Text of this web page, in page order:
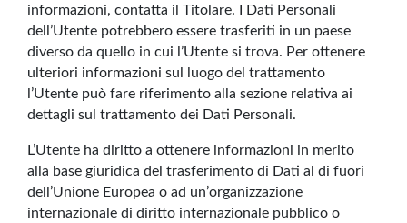
informazioni, contatta il Titolare. I Dati Personali
dell’Utente potrebbero essere trasferiti in un paese
diverso da quello in cui l’Utente si trova. Per ottenere
ulteriori informazioni sul luogo del trattamento
l’Utente può fare riferimento alla sezione relativa ai
dettagli sul trattamento dei Dati Personali.
L’Utente ha diritto a ottenere informazioni in merito
alla base giuridica del trasferimento di Dati al di fuori
dell’Unione Europea o ad un’organizzazione
internazionale di diritto internazionale pubblico o